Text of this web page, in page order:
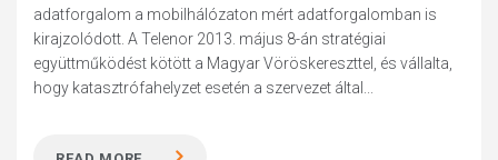
adatforgalom a mobilhálózaton mért adatforgalomban is
kirajzolódott. A Telenor 2013. május 8-án stratégiai
együttműködést kötött a Magyar Vöröskereszttel, és vállalta,
hogy katasztrófahelyzet esetén a szervezet által...